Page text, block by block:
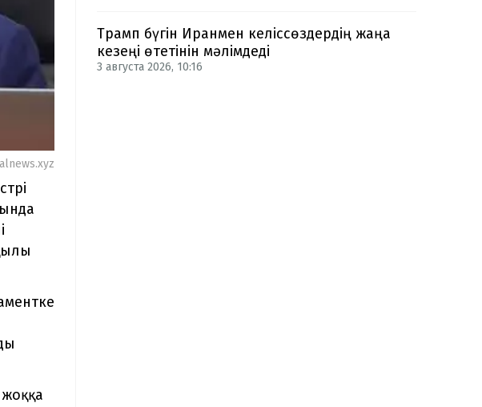
Трамп бүгін Иранмен келіссөздердің жаңа
кезеңі өтетінін мәлімдеді
3 августа 2026, 10:16